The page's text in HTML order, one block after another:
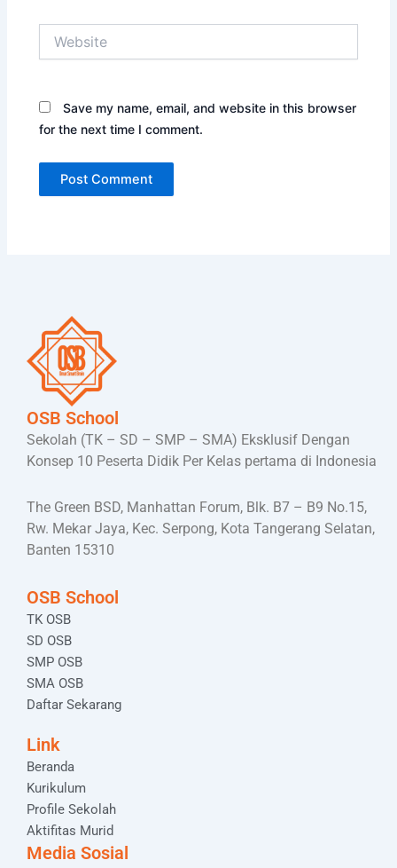
Save my name, email, and website in this browser
for the next time I comment.
OSB School
Sekolah (TK – SD – SMP – SMA) Eksklusif Dengan
Konsep 10 Peserta Didik Per Kelas pertama di Indonesia
The Green BSD, Manhattan Forum, Blk. B7 – B9 No.15,
Rw. Mekar Jaya, Kec. Serpong, Kota Tangerang Selatan,
Banten 15310
OSB School
TK OSB
SD OSB
SMP OSB
SMA OSB
Daftar Sekarang
Link
Beranda
Kurikulum
Profile Sekolah
Aktifitas Murid
Media Sosial